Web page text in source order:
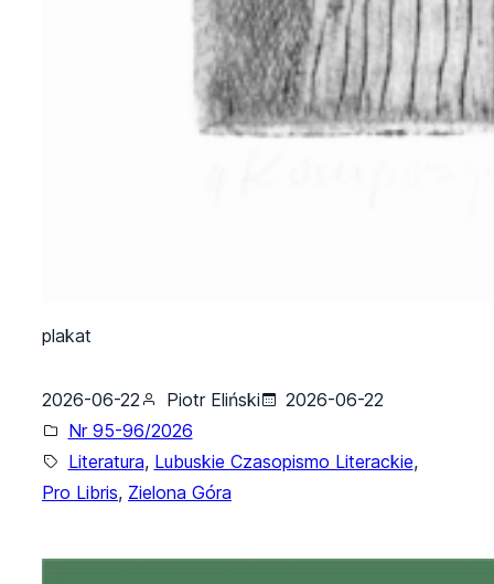
plakat
2026-06-22 Piotr Eliński
2026-06-22
Nr 95-96/2026
Literatura, Lubuskie Czasopismo Literackie,
Pro Libris, Zielona Góra